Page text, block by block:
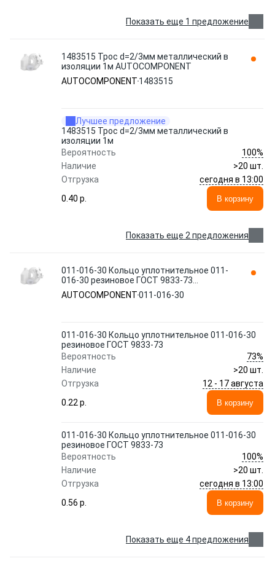
Показать еще 1 предложение
1483515 Трос d=2/3мм металлический в
изоляции 1м AUTOCOMPONENT
AUTOCOMPONENT 1483515
Лучшее предложение
1483515 Трос d=2/3мм металлический в
изоляции 1м
Вероятность
100%
Наличие
>20 шт.
Отгрузка
сегодня в 13:00
0.40 p.
В корзину
Показать еще 2 предложения
011-016-30 Кольцо уплотнительное 011-
016-30 резиновое ГОСТ 9833-73
AUTOCOMPONENT
AUTOCOMPONENT011-016-30
011-016-30 Кольцо уплотнительное 011-016-30
резиновое ГОСТ 9833-73
Вероятность
73%
Наличие
>20 шт.
Отгрузка
12 - 17 августа
0.22 p.
В корзину
011-016-30 Кольцо уплотнительное 011-016-30
резиновое ГОСТ 9833-73
Вероятность
100%
Наличие
>20 шт.
Отгрузка
сегодня в 13:00
0.56 p.
В корзину
Показать еще 4 предложения